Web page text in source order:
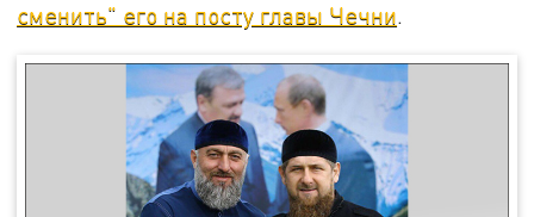
сменить" его на посту главы Чечни.